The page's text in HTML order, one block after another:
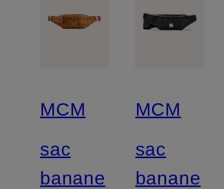
MCM
sac
banane
MCM
sac
banane